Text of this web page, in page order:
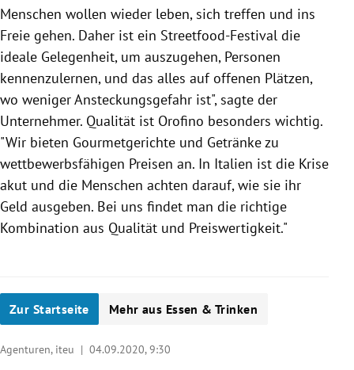
Menschen wollen wieder leben, sich treffen und ins
Freie gehen. Daher ist ein Streetfood-Festival die
ideale Gelegenheit, um auszugehen, Personen
kennenzulernen, und das alles auf offenen Plätzen,
wo weniger Ansteckungsgefahr ist", sagte der
Unternehmer. Qualität ist Orofino besonders wichtig.
"Wir bieten Gourmetgerichte und Getränke zu
wettbewerbsfähigen Preisen an. In Italien ist die Krise
akut und die Menschen achten darauf, wie sie ihr
Geld ausgeben. Bei uns findet man die richtige
Kombination aus Qualität und Preiswertigkeit."
Zur Startseite Mehr aus Essen & Trinken
Agenturen, iteu | 04.09.2020, 9:30